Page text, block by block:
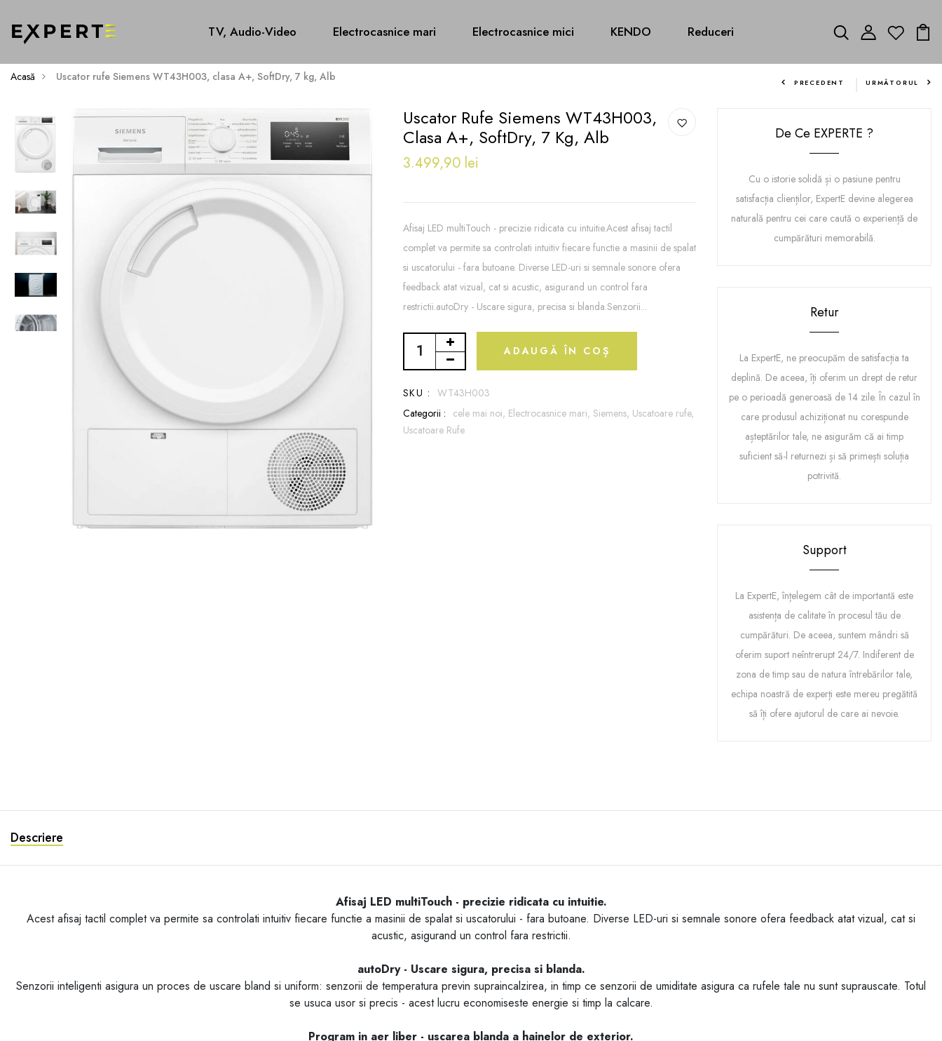
TV, Audio-Video Electrocasnice mari Electrocasnice mici KENDO Reduceri
Acasă Uscator rufe Siemens WT43H003, clasa A+, SoftDry, 7 kg, Alb PRECEDENT URMĂTORUL
Uscator Rufe Siemens WT43H003,
Clasa A+, SoftDry, 7 Kg, Alb
3.499,90 lei
Afisaj LED multiTouch - precizie ridicata cu intuitie.Acest afisaj tactil
complet va permite sa controlati intuitiv fiecare functie a masinii de spalat
si uscatorului - fara butoane. Diverse LED-uri si semnale sonore ofera
feedback atat vizual, cat si acustic, asigurand un control fara
restrictii.autoDry - Uscare sigura, precisa si blanda.Senzorii...
ADAUGĂ ÎN COȘ
SKU : WT43H003
Categorii : cele mai noi, Electrocasnice mari, Siemens, Uscatoare rufe,
Uscatoare Rufe
De Ce EXPERTE ?
Cu o istorie solidă și o pasiune pentru
satisfacția clienților, ExpertE devine alegerea
naturală pentru cei care caută o experiență de
cumpărături memorabilă.
Retur
La ExpertE, ne preocupăm de satisfacția ta
deplină. De aceea, îți oferim un drept de retur
pe o perioadă generoasă de 14 zile. În cazul în
care produsul achiziționat nu corespunde
așteptărilor tale, ne asigurăm că ai timp
suficient să-l returnezi și să primești soluția
potrivită.
Support
La ExpertE, înțelegem cât de importantă este
asistența de calitate în procesul tău de
cumpărături. De aceea, suntem mândri să
oferim suport neîntrerupt 24/7. Indiferent de
zona de timp sau de natura întrebărilor tale,
echipa noastră de experți este mereu pregătită
să îți ofere ajutorul de care ai nevoie.
Descriere
Afisaj LED multiTouch - precizie ridicata cu intuitie.
Acest afisaj tactil complet va permite sa controlati intuitiv fiecare functie a masinii de spalat si uscatorului - fara butoane. Diverse LED-uri si semnale sonore ofera feedback atat vizual, cat si
acustic, asigurand un control fara restrictii.
autoDry - Uscare sigura, precisa si blanda.
Senzorii inteligenti asigura un proces de uscare bland si uniform: senzorii de temperatura previn supraincalzirea, in timp ce senzorii de umiditate asigura ca rufele tale nu sunt suprauscate. Totul
se usuca usor si precis - acest lucru economiseste energie si timp la calcare.
Program in aer liber - uscarea blanda a hainelor de exterior.